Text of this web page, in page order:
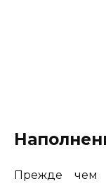
Прежде чем